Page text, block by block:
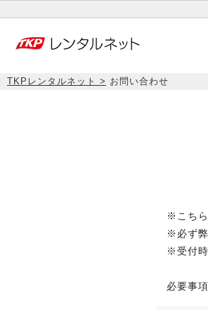
TKPレンタルネット お問い合わせ
※こちら
※必ず弊
※受付時
必要事